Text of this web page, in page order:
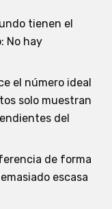
tienen el
No hay
el número ideal
solo muestran
del
de forma
escasa